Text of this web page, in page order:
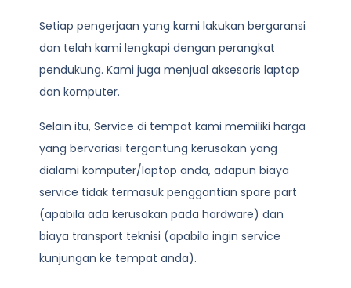
Setiap pengerjaan yang kami lakukan bergaransi
dan telah kami lengkapi dengan perangkat
pendukung. Kami juga menjual aksesoris laptop
dan komputer.
Selain itu, Service di tempat kami memiliki harga
yang bervariasi tergantung kerusakan yang
dialami komputer/laptop anda, adapun biaya
service tidak termasuk penggantian spare part
(apabila ada kerusakan pada hardware) dan
biaya transport teknisi (apabila ingin service
kunjungan ke tempat anda).